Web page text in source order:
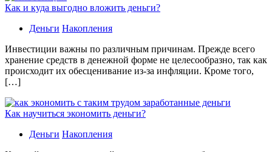
Как и куда выгодно вложить деньги?
Деньги Накопления
Инвестиции важны по различным причинам. Прежде всего
хранение средств в денежной форме не целесообразно, так как
происходит их обесценивание из-за инфляции. Кроме того,
[…]
Как научиться экономить деньги?
Деньги Накопления